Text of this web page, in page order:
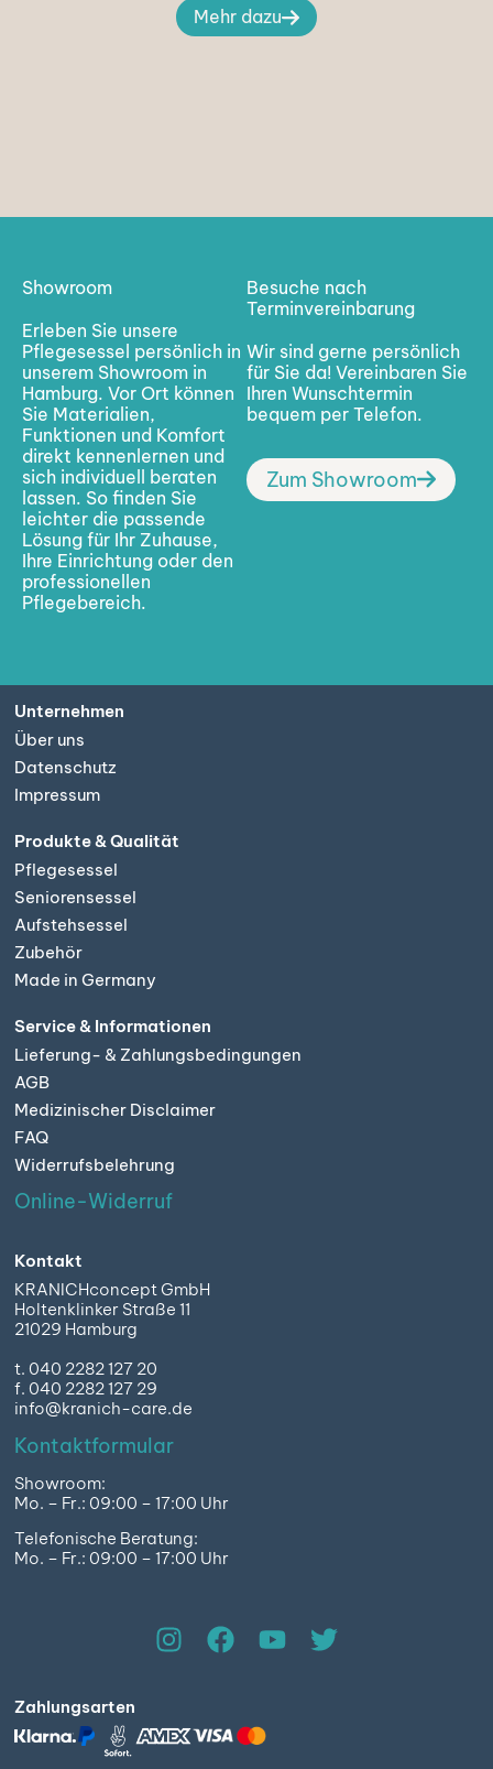
Mehr dazu
Showroom
Erleben Sie unsere
Pflegesessel persönlich in
unserem Showroom in
Hamburg. Vor Ort können
Sie Materialien,
Funktionen und Komfort
direkt kennenlernen und
sich individuell beraten
lassen. So finden Sie
leichter die passende
Lösung für Ihr Zuhause,
Ihre Einrichtung oder den
professionellen
Pflegebereich.
Besuche nach
Terminvereinbarung
Wir sind gerne persönlich
für Sie da! Vereinbaren Sie
Ihren Wunschtermin
bequem per Telefon.
Zum Showroom
Unternehmen
Über uns
Datenschutz
Impressum
Produkte & Qualität
Pflegesessel
Seniorensessel
Aufstehsessel
Zubehör
Made in Germany
Service & Informationen
Lieferung- & Zahlungsbedingungen
AGB
Medizinischer Disclaimer
FAQ
Widerrufsbelehrung
Online-Widerruf
Kontakt
KRANICHconcept GmbH
Holtenklinker Straße 11
21029 Hamburg
t. 040 2282 127 20
f. 040 2282 127 29
info@kranich-care.de
Kontaktformular
Showroom:
Mo. – Fr.: 09:00 – 17:00 Uhr
Telefonische Beratung:
Mo. – Fr.: 09:00 – 17:00 Uhr
Zahlungsarten